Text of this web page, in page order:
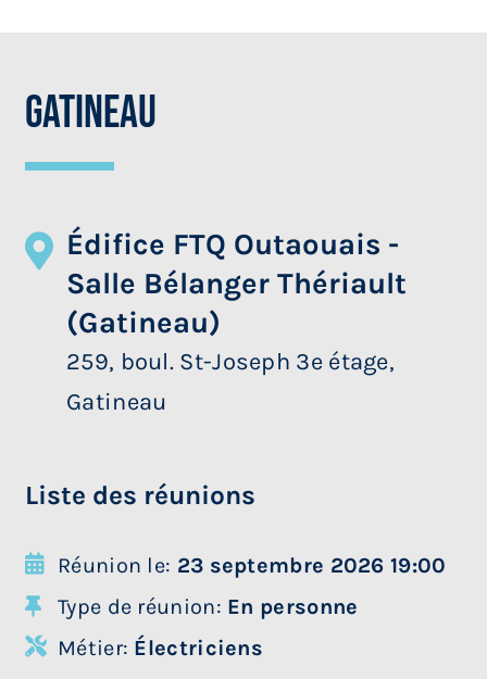
Gatineau
Édifice FTQ Outaouais -
Salle Bélanger Thériault
(Gatineau)
259, boul. St-Joseph 3e étage,
Gatineau
Liste des réunions
Réunion le: 23 septembre 2026 19:00
Type de réunion: En personne
Métier: Électriciens